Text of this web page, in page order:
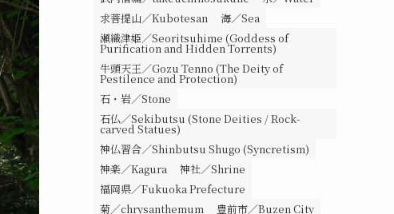
求菩提山／Kubotesan
海／Sea
瀬織津姫／Seoritsuhime (Goddess of
Purification and Hidden Torrents)
牛頭天王／Gozu Tenno (The Deity of
Pestilence and Protection)
石・岩／Stone
石仏／Sekibutsu (Stone Deities / Rock-
carved Statues)
神仏習合／Shinbutsu Shugo (Syncretism)
神楽／Kagura
神社／Shrine
福岡県／Fukuoka Prefecture
菊／chrysanthemum
豊前市／Buzen City